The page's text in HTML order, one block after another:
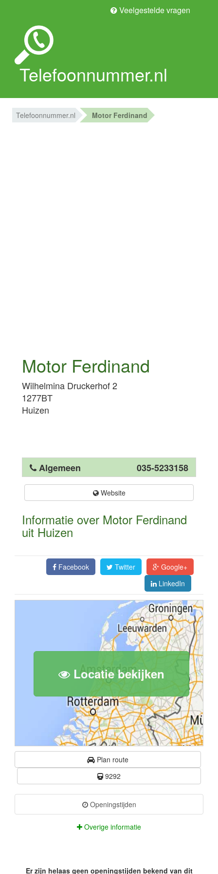
Veelgestelde vragen
Telefoonnummer.nl
Telefoonnummer.nl Motor Ferdinand
Motor Ferdinand
Wilhelmina Druckerhof 2
1277BT
Huizen
Algemeen 035-5233158
Website
Informatie over Motor Ferdinand
uit Huizen
Facebook Twitter
Google+
LinkedIn
Locatie bekijken
Plan route
9292
Openingstijden
Overige informatie
Er zijn helaas geen openingstijden bekend van dit